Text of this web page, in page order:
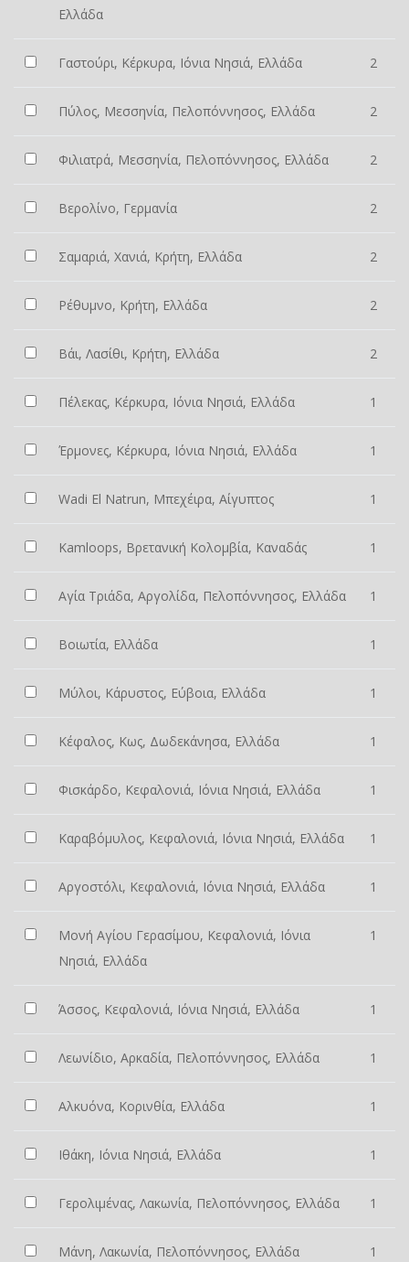
Ελλάδα
Γαστούρι, Κέρκυρα, Ιόνια Νησιά, Ελλάδα 2
Πύλος, Μεσσηνία, Πελοπόννησος, Ελλάδα 2
Φιλιατρά, Μεσσηνία, Πελοπόννησος, Ελλάδα 2
Βερολίνο, Γερμανία 2
Σαμαριά, Χανιά, Κρήτη, Ελλάδα 2
Ρέθυμνο, Κρήτη, Ελλάδα 2
Βάι, Λασίθι, Κρήτη, Ελλάδα 2
Πέλεκας, Κέρκυρα, Ιόνια Νησιά, Ελλάδα 1
Έρμονες, Κέρκυρα, Ιόνια Νησιά, Ελλάδα 1
Wadi El Natrun, Μπεχέιρα, Αίγυπτος 1
Kamloops, Βρετανική Κολομβία, Καναδάς 1
Αγία Τριάδα, Αργολίδα, Πελοπόννησος, Ελλάδα 1
Βοιωτία, Ελλάδα 1
Μύλοι, Κάρυστος, Εύβοια, Ελλάδα 1
Κέφαλος, Κως, Δωδεκάνησα, Ελλάδα 1
Φισκάρδο, Κεφαλονιά, Ιόνια Νησιά, Ελλάδα 1
Καραβόμυλος, Κεφαλονιά, Ιόνια Νησιά, Ελλάδα 1
Αργοστόλι, Κεφαλονιά, Ιόνια Νησιά, Ελλάδα 1
Μονή Αγίου Γερασίμου, Κεφαλονιά, Ιόνια
Νησιά, Ελλάδα
1
Άσσος, Κεφαλονιά, Ιόνια Νησιά, Ελλάδα 1
Λεωνίδιο, Αρκαδία, Πελοπόννησος, Ελλάδα 1
Αλκυόνα, Κορινθία, Ελλάδα 1
Ιθάκη, Ιόνια Νησιά, Ελλάδα 1
Γερολιμένας, Λακωνία, Πελοπόννησος, Ελλάδα 1
Μάνη, Λακωνία, Πελοπόννησος, Ελλάδα 1